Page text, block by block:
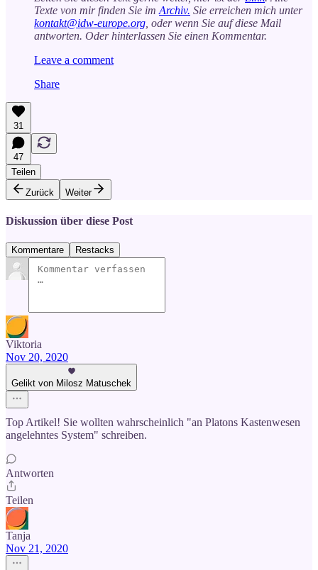
Texte von mir finden Sie im Archiv. Sie erreichen mich unter
kontakt@idw-europe.org , oder wenn Sie auf diese Mail
antworten. Oder hinterlassen Sie einen Kommentar.
Leave a comment
Share
31
47
Teilen
Zurück
Weiter
Diskussion über diese Post
Kommentare Restacks
Viktoria
Nov 20, 2020
Gelikt von Milosz Matuschek
Top Artikel! Sie wollten wahrscheinlich "an Platons Kastenwesen
angelehntes System" schreiben.
Antworten
Teilen
Tanja
Nov 21, 2020